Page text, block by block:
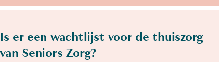
Is er een wachtlijst voor de thuiszorg
van Seniors Zorg?